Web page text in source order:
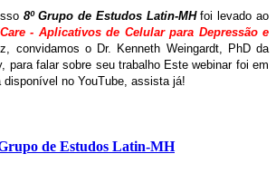
8º Grupo de Estudos Latin-MHfoi levado ao
- Aplicativos de Celular para Depressão e
convidamos o Dr. Kenneth Weingardt, PhD da
para falar sobre seu trabalho Este webinar foi em
disponível no YouTube, assista já!
de Estudos Latin-MH